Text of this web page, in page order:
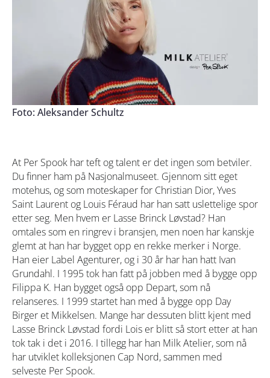
Foto: Aleksander Schultz
At Per Spook har teft og talent er det ingen som betviler.
Du finner ham på Nasjonalmuseet. Gjennom sitt eget
motehus, og som moteskaper for Christian Dior, Yves
Saint Laurent og Louis Féraud har han satt uslettelige spor
etter seg. Men hvem er Lasse Brinck Løvstad? Han
omtales som en ringrev i bransjen, men noen har kanskje
glemt at han har bygget opp en rekke merker i Norge.
Han eier Label Agenturer, og i 30 år har han hatt Ivan
Grundahl. I 1995 tok han fatt på jobben med å bygge opp
Filippa K. Han bygget også opp Depart, som nå
relanseres. I 1999 startet han med å bygge opp Day
Birger et Mikkelsen. Mange har dessuten blitt kjent med
Lasse Brinck Løvstad fordi Lois er blitt så stort etter at han
tok tak i det i 2016. I tillegg har han Milk Atelier, som nå
har utviklet kolleksjonen Cap Nord, sammen med
selveste Per Spook.